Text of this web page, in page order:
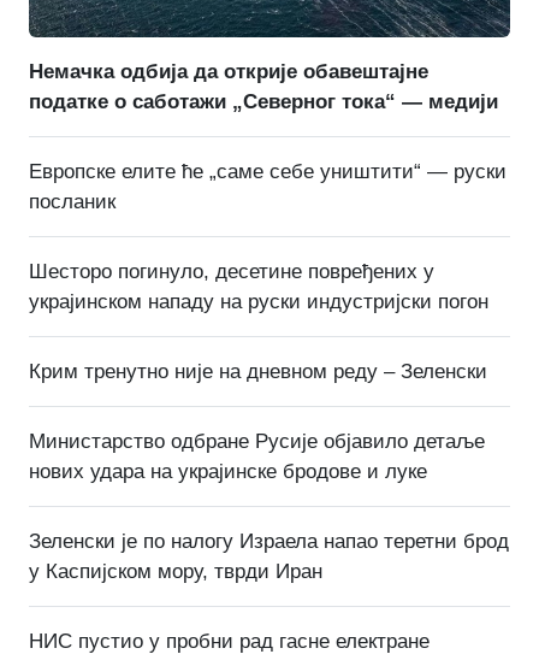
Немачка одбија да открије обавештајне
податке о саботажи „Северног тока“ — медији
Европске елите ће „саме себе уништити“ — руски
посланик
Шесторо погинуло, десетине повређених у
украјинском нападу на руски индустријски погон
Крим тренутно није на дневном реду – Зеленски
Министарство одбране Русије објавило детаље
нових удара на украјинске бродове и луке
Зеленски је по налогу Израела напао теретни брод
у Каспијском мору, тврди Иран
НИС пустио у пробни рад гасне електране